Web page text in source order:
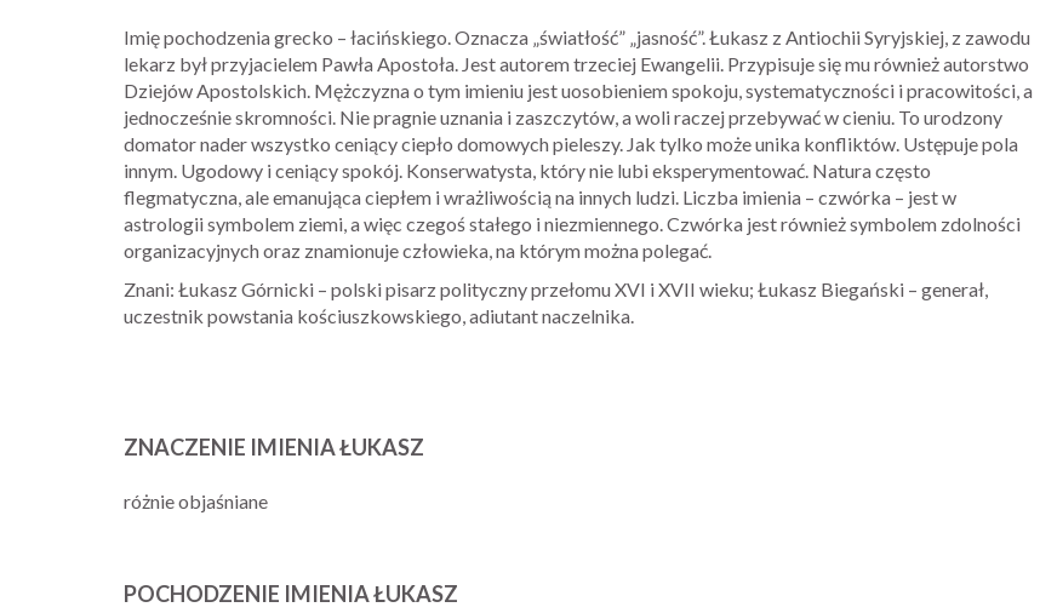
Imię pochodzenia grecko – łacińskiego. Oznacza „światłość” „jasność”. Łukasz z Antiochii Syryjskiej, z zawodu
lekarz był przyjacielem Pawła Apostoła. Jest autorem trzeciej Ewangelii. Przypisuje się mu również autorstwo
Dziejów Apostolskich. Mężczyzna o tym imieniu jest uosobieniem spokoju, systematyczności i pracowitości, a
jednocześnie skromności. Nie pragnie uznania i zaszczytów, a woli raczej przebywać w cieniu. To urodzony
domator nader wszystko ceniący ciepło domowych pieleszy. Jak tylko może unika konfliktów. Ustępuje pola
innym. Ugodowy i ceniący spokój. Konserwatysta, który nie lubi eksperymentować. Natura często
flegmatyczna, ale emanująca ciepłem i wrażliwością na innych ludzi. Liczba imienia – czwórka – jest w
astrologii symbolem ziemi, a więc czegoś stałego i niezmiennego. Czwórka jest również symbolem zdolności
organizacyjnych oraz znamionuje człowieka, na którym można polegać.
Znani: Łukasz Górnicki – polski pisarz polityczny przełomu XVI i XVII wieku; Łukasz Biegański – generał,
uczestnik powstania kościuszkowskiego, adiutant naczelnika.
ZNACZENIE IMIENIA ŁUKASZ
różnie objaśniane
POCHODZENIE IMIENIA ŁUKASZ